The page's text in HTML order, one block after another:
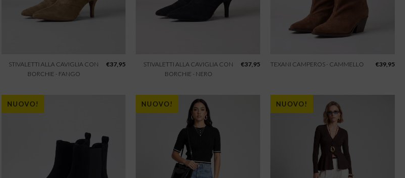
STIVALETTI ALLA CAVIGLIA CON
BORCHIE - FANGO
€37,95
STIVALETTI ALLA CAVIGLIA CON
BORCHIE - NERO
€37,95 TEXANI CAMPEROS - CAMMELLO €39,95
NUOVO! NUOVO! NUOVO!